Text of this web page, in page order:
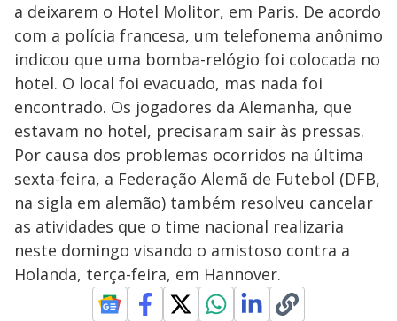
a deixarem o Hotel Molitor, em Paris. De acordo
com a polícia francesa, um telefonema anônimo
indicou que uma bomba-relógio foi colocada no
hotel. O local foi evacuado, mas nada foi
encontrado. Os jogadores da Alemanha, que
estavam no hotel, precisaram sair às pressas.
Por causa dos problemas ocorridos na última
sexta-feira, a Federação Alemã de Futebol (DFB,
na sigla em alemão) também resolveu cancelar
as atividades que o time nacional realizaria
neste domingo visando o amistoso contra a
Holanda, terça-feira, em Hannover.